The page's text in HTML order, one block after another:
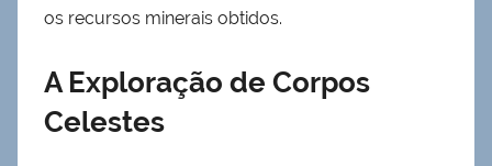
os recursos minerais obtidos.
A Exploração de Corpos
Celestes